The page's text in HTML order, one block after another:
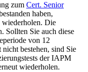
zum Cert. Senior
haben,
wiederholen. Die
Sollten Sie auch diese
von 12
bestehen, sind Sie
der IAPM
wiederholen.